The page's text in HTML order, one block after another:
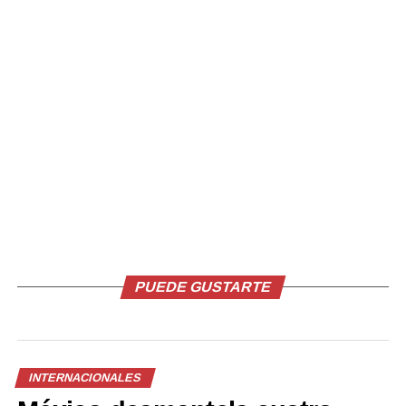
Me gusta esto:PUEDE GUSTARTE
INTERNACIONALES